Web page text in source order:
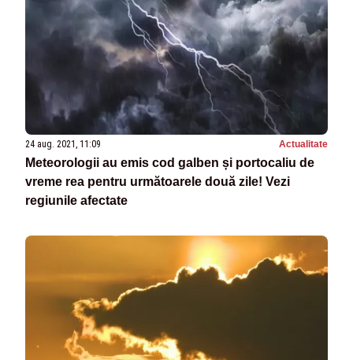
24 aug. 2021, 11:09 Actualitate
Meteorologii au emis cod galben și portocaliu de
vreme rea pentru următoarele două zile! Vezi
regiunile afectate